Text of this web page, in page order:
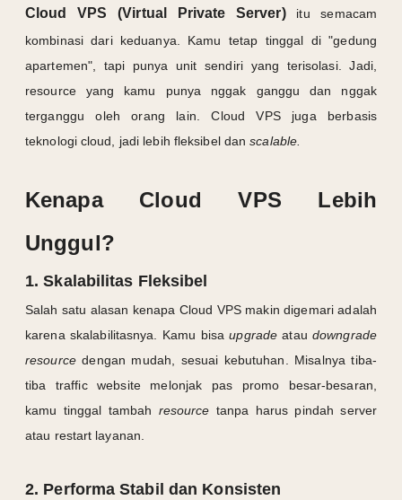
Cloud VPS (Virtual Private Server)itu semacam
kombinasi dari keduanya. Kamu tetap tinggal di "gedung
apartemen", tapi punya unit sendiri yang terisolasi. Jadi,
resource yang kamu punya nggak ganggu dan nggak
terganggu oleh orang lain. Cloud VPS juga berbasis
teknologi cloud, jadi lebih fleksibel danscalable.
Kenapa Cloud VPS Lebih
Unggul?
1. Skalabilitas Fleksibel
Salah satu alasan kenapa Cloud VPS makin digemari adalah
karena skalabilitasnya. Kamu bisaupgradeataudowngrade
resourcedengan mudah, sesuai kebutuhan. Misalnya tiba-
tiba traffic website melonjak pas promo besar-besaran,
kamu tinggal tambah resource tanpa harus pindah server
atau restart layanan.
2. Performa Stabil dan Konsisten